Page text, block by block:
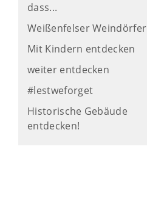
dass...
Weißenfelser Weindörfer
Mit Kindern entdecken
weiter entdecken
#lestweforget
Historische Gebäude
entdecken!